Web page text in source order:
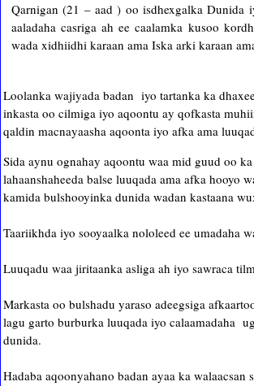
Qarnigan (21 – aad ) oo isdhexgalka Dunida
aaladaha casriga ah ee caalamka kusoo
wada xidhiidhi karaan ama Iska arki karaan
Loolanka wajiyada badan iyo tartanka ka
inkasta oo cilmiga iyo aqoontu ay qofkasta
qaldin macnayaasha aqoonta iyo afka ama
Sida aynu ognahay aqoontu waa mid guud oo
lahaanshaheeda balse luuqada ama afka hooyo
kamida bulshooyinka dunida wadan kastaana
Taariikhda iyo sooyaalka nololeed ee umadaha
Luuqadu waa jiritaanka asliga ah iyo sawraca
Markasta oo bulshadu yaraso adeegsiga
lagu garto burburka luuqada iyo calaamadaha
dunida.
Hadaba aqoonyahano badan ayaa ka